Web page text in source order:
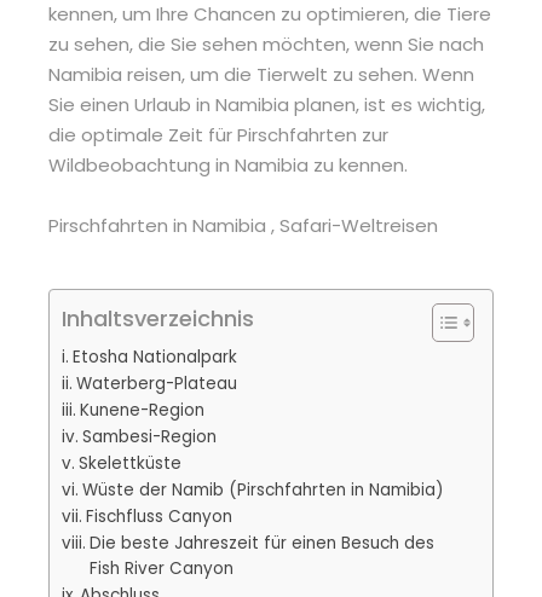
kennen, um Ihre Chancen zu optimieren, die Tiere
zu sehen, die Sie sehen möchten, wenn Sie nach
Namibia reisen, um die Tierwelt zu sehen. Wenn
Sie einen Urlaub in Namibia planen, ist es wichtig,
die optimale Zeit für Pirschfahrten zur
Wildbeobachtung in Namibia zu kennen.
Inhaltsverzeichnis
Etosha Nationalpark
Waterberg-Plateau
Kunene-Region
Sambesi-Region
Skelettküste
Wüste der Namib (Pirschfahrten in Namibia)
Fischfluss Canyon
Die beste Jahreszeit für einen Besuch des
Fish River Canyon